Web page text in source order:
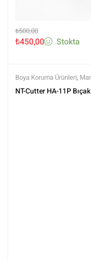
₺500,00
₺450,00 Stokta
Boya Koruma Ürünleri,
Kaplama Ürünleri,Tüm
NT-Cutter HA-11P Bıçak